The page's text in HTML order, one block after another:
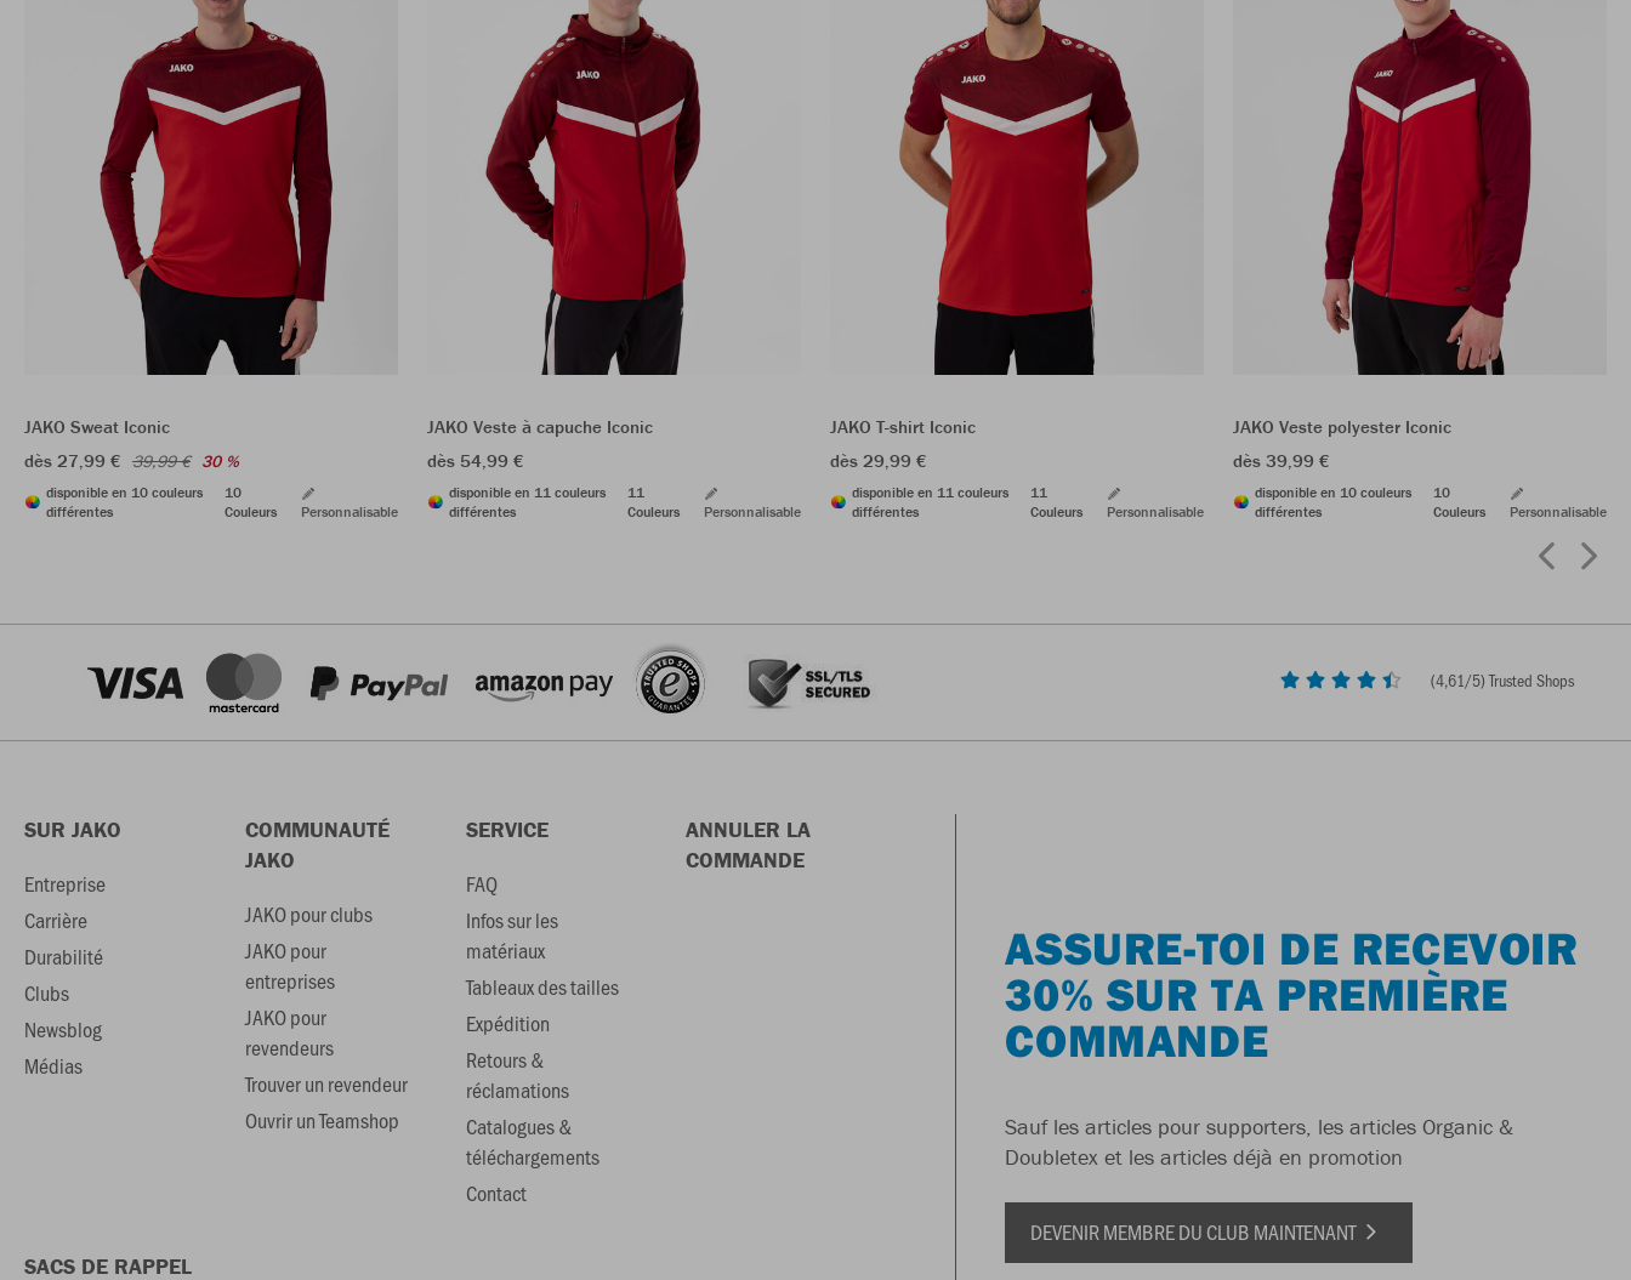
JAKO Sweat Iconic
dès 27,99 € 39,99 € 30 %
disponible en 10 couleurs
différentes
10
Couleurs
Personnalisable
JAKO Veste à capuche Iconic
dès 54,99 €
disponible en 11 couleurs
différentes
11
Couleurs
Personnalisable
JAKO T-shirt Iconic
dès 29,99 €
disponible en 11 couleurs
différentes
11
Couleurs
Personnalisable
JAKO Veste polyester Iconic
dès 39,99 €
disponible en 10 couleurs
différentes
10
Couleurs
Personnalisable
(4,61/5) Trusted Shops
SUR JAKO
Entreprise
Carrière
Durabilité
Clubs
Newsblog
Médias
COMMUNAUTÉ
JAKO
JAKO pour clubs
JAKO pour
entreprises
JAKO pour
revendeurs
Trouver un revendeur
Ouvrir un Teamshop
SERVICE
FAQ
Infos sur les
matériaux
Tableaux des tailles
Expédition
Retours &
réclamations
Catalogues &
téléchargements
Contact
ANNULER LA
COMMANDE
SACS DE RAPPEL
ASSURE-TOI DE RECEVOIR
30% SUR TA PREMIÈRE
COMMANDE
Sauf les articles pour supporters, les articles Organic &
Doubletex et les articles déjà en promotion
DEVENIR MEMBRE DU CLUB MAINTENANT